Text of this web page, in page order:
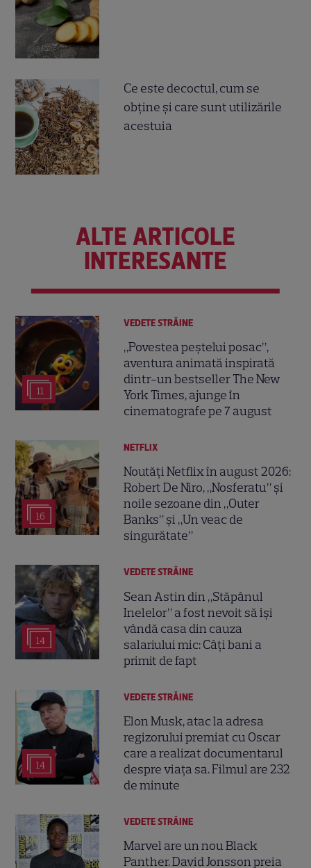
Ce este decoctul, cum se
obţine şi care sunt utilizările
acestuia
ALTE ARTICOLE
INTERESANTE
11
VEDETE STRĂINE
„Povestea peștelui posac”,
aventura animată inspirată
dintr-un bestseller The New
York Times, ajunge în
cinematografe pe 7 august
16
NETFLIX
Noutăți Netflix în august 2026:
Robert De Niro, „Nosferatu” și
noile sezoane din „Outer
Banks” și „Un veac de
singurătate”
14
VEDETE STRĂINE
Sean Astin din „Stăpânul
Inelelor” a fost nevoit să își
vândă casa din cauza
salariului mic: Câți bani a
primit de fapt
14
VEDETE STRĂINE
Elon Musk, atac la adresa
regizorului premiat cu Oscar
care a realizat documentarul
despre viața sa. Filmul are 232
de minute
VEDETE STRĂINE
Marvel are un nou Black
Panther. David Jonsson preia